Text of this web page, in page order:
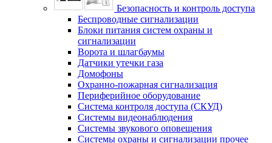
Безопасность и контроль доступа
Беспроводные сигнализации
Блоки питания систем охраны и
сигнализации
Ворота и шлагбаумы
Датчики утечки газа
Домофоны
Охранно-пожарная сигнализация
Периферийное оборудование
Система контроля доступа (СКУД)
Системы видеонаблюдения
Системы звукового оповещения
Системы охраны и сигнализации прочее